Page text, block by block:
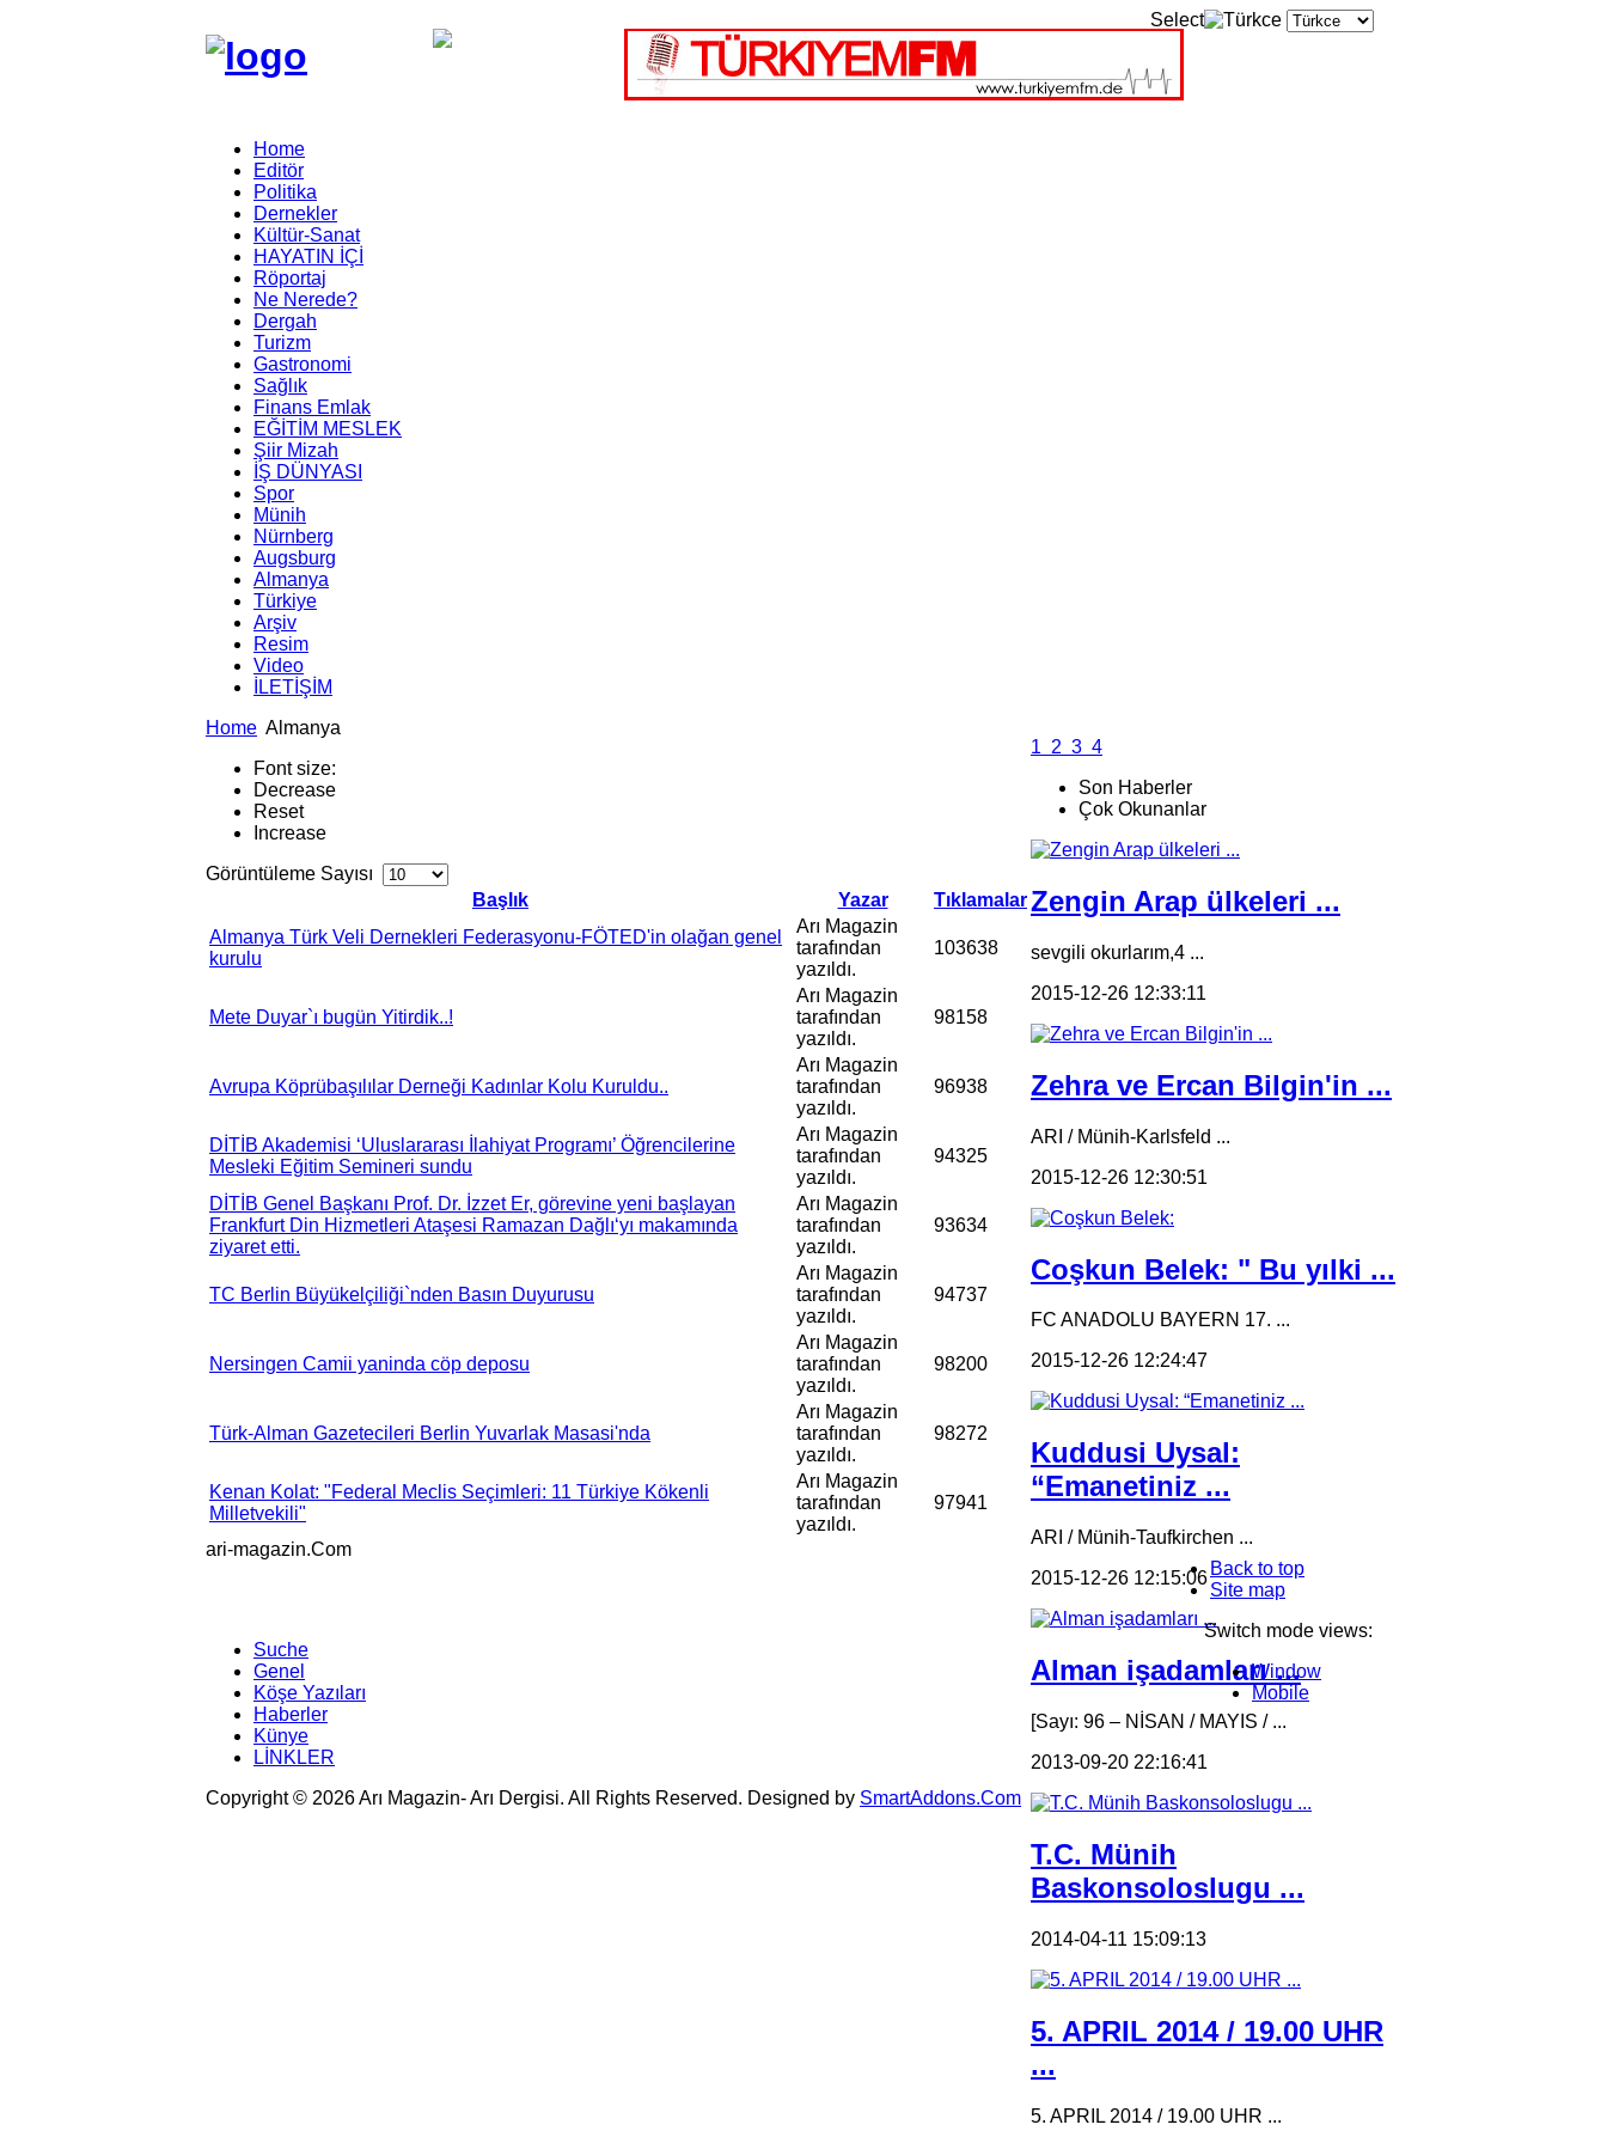
Select
Home
Editör
Politika
Dernekler
Kültür-Sanat
HAYATIN İÇİ
Röportaj
Ne Nerede?
Dergah
Turizm
Gastronomi
Sağlık
Finans Emlak
EĞİTİM MESLEK
Şiir Mizah
İŞ DÜNYASI
Spor
Münih
Nürnberg
Augsburg
Almanya
Türkiye
Arşiv
Resim
Video
İLETİŞİM
Home Almanya
Font size:
Decrease
Reset
Increase
Görüntüleme Sayısı
Başlık
Yazar
Tıklamalar
Almanya Türk Veli Dernekleri Federasyonu-FÖTED'in olağan genel
kurulu
Arı Magazin
tarafından
yazıldı.
103638
Mete Duyar`ı bugün Yitirdik..!
Arı Magazin
tarafından
yazıldı.
98158
Avrupa Köprübaşılılar Derneği Kadınlar Kolu Kuruldu..
Arı Magazin
tarafından
yazıldı.
96938
DİTİB Akademisi ‘Uluslararası İlahiyat Programı’ Öğrencilerine
Mesleki Eğitim Semineri sundu
Arı Magazin
tarafından
yazıldı.
94325
DİTİB Genel Başkanı Prof. Dr. İzzet Er, görevine yeni başlayan
Frankfurt Din Hizmetleri Ataşesi Ramazan Dağlı‘yı makamında
ziyaret etti.
Arı Magazin
tarafından
yazıldı.
93634
TC Berlin Büyükelçiliği`nden Basın Duyurusu
Arı Magazin
tarafından
yazıldı.
94737
Nersingen Camii yaninda cöp deposu
Arı Magazin
tarafından
yazıldı.
98200
Türk-Alman Gazetecileri Berlin Yuvarlak Masasi'nda
Arı Magazin
tarafından
yazıldı.
98272
Kenan Kolat: "Federal Meclis Seçimleri: 11 Türkiye Kökenli
Milletvekili"
Arı Magazin
tarafından
yazıldı.
97941
1 2 3 4
Son Haberler
Çok Okunanlar
Zengin Arap ülkeleri ...
sevgili okurlarım,4 ...
2015-12-26 12:33:11
Zehra ve Ercan Bilgin'in ...
ARI / Münih-Karlsfeld ...
2015-12-26 12:30:51
Coşkun Belek: " Bu yılki ...
FC ANADOLU BAYERN 17. ...
2015-12-26 12:24:47
Kuddusi Uysal:
“Emanetiniz ...
ARI / Münih-Taufkirchen ...
2015-12-26 12:15:06
Alman işadamları ...
[Sayı: 96 – NİSAN / MAYIS / ...
2013-09-20 22:16:41
T.C. Münih
Baskonsoloslugu ...
2014-04-11 15:09:13
5. APRIL 2014 / 19.00 UHR
...
5. APRIL 2014 / 19.00 UHR ...
ari-magazin.Com
Back to top
Site map
Suche
Genel
Köşe Yazıları
Haberler
Künye
LİNKLER
Switch mode views:
Window
Mobile
Copyright © 2026 Arı Magazin- Arı Dergisi. All Rights Reserved. Designed by SmartAddons.Com